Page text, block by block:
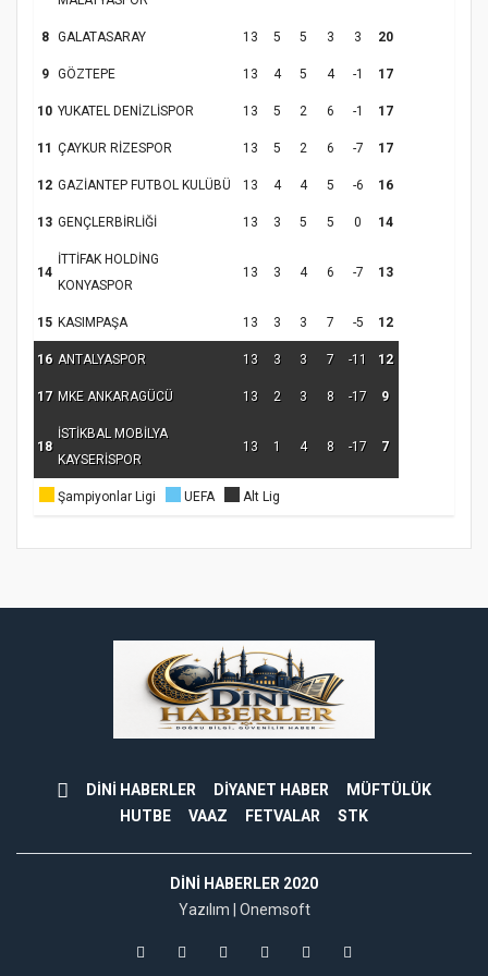
Samsun Atakum’da Ayasofya Camii
koparıyor mu?
8 GALATASARAY 13 5 5 3 3 20
9 GÖZTEPE 13 4 5 4 -1 17
10 YUKATEL DENİZLİSPOR 13 5 2 6 -1 17
11 ÇAYKUR RİZESPOR 13 5 2 6 -7 17
12 GAZİANTEP FUTBOL KULÜBÜ 13 4 4 5 -6 16
13 GENÇLERBİRLİĞİ 13 3 5 5 0 14
14
İTTİFAK HOLDİNG
KONYASPOR
13 3 4 6 -7 13
15 KASIMPAŞA 13 3 3 7 -5 12
16 ANTALYASPOR 13 3 3 7 -11 12
17 MKE ANKARAGÜCÜ 13 2 3 8 -17 9
18
İSTİKBAL MOBİLYA
KAYSERİSPOR
13 1 4 8 -17 7
Şampiyonlar Ligi UEFA Alt Lig
DİNİ HABERLER DİYANET HABER
MÜFTÜLÜK
HUTBE
VAAZ FETVALAR STK
DINI HABERLER 2020
Yazılım | Onemsoft